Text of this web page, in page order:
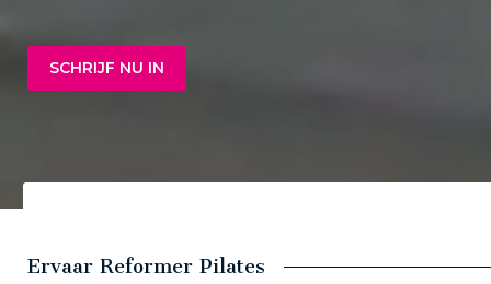
SCHRIJF NU IN
Ervaar Reformer Pilates